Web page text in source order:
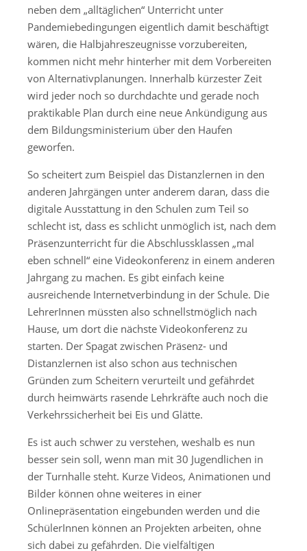
neben dem „alltäglichen“ Unterricht unter
Pandemiebedingungen eigentlich damit beschäftigt
wären, die Halbjahreszeugnisse vorzubereiten,
kommen nicht mehr hinterher mit dem Vorbereiten
von Alternativplanungen. Innerhalb kürzester Zeit
wird jeder noch so durchdachte und gerade noch
praktikable Plan durch eine neue Ankündigung aus
dem Bildungsministerium über den Haufen
geworfen.
So scheitert zum Beispiel das Distanzlernen in den
anderen Jahrgängen unter anderem daran, dass die
digitale Ausstattung in den Schulen zum Teil so
schlecht ist, dass es schlicht unmöglich ist, nach dem
Präsenzunterricht für die Abschlussklassen „mal
eben schnell“ eine Videokonferenz in einem anderen
Jahrgang zu machen. Es gibt einfach keine
ausreichende Internetverbindung in der Schule. Die
LehrerInnen müssten also schnellstmöglich nach
Hause, um dort die nächste Videokonferenz zu
starten. Der Spagat zwischen Präsenz- und
Distanzlernen ist also schon aus technischen
Gründen zum Scheitern verurteilt und gefährdet
durch heimwärts rasende Lehrkräfte auch noch die
Verkehrssicherheit bei Eis und Glätte.
Es ist auch schwer zu verstehen, weshalb es nun
besser sein soll, wenn man mit 30 Jugendlichen in
der Turnhalle steht. Kurze Videos, Animationen und
Bilder können ohne weiteres in einer
Onlinepräsentation eingebunden werden und die
SchülerInnen können an Projekten arbeiten, ohne
sich dabei zu gefährden. Die vielfältigen